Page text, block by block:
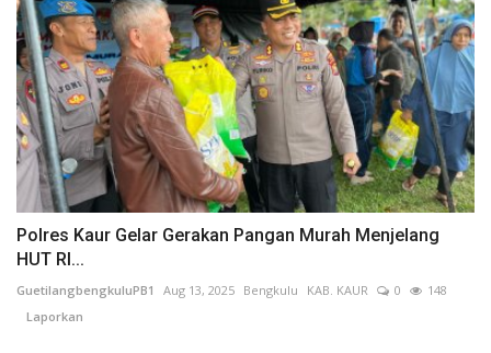
Polres Kaur Gelar Gerakan Pangan Murah Menjelang
HUT RI...
GuetilangbengkuluPB1 Aug 13, 2025 Bengkulu KAB. KAUR 0
148
Laporkan